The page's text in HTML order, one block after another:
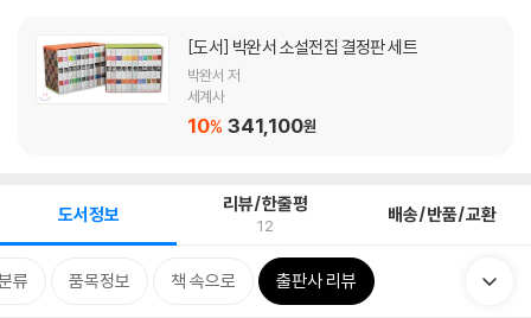
[도서] 박완서 소설전집 결정판 세트
박완서 저
세계사
10% 341,100원
도서정보 리뷰/한줄평
12 배송/반품/교환
류 품목정보 책 속으로 출판사 리뷰